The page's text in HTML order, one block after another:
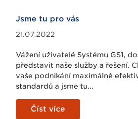
Jsme tu pro vás
21.07.2022
Vážení uživatelé Systému GS1,
představit naše služby a řešení.
vaše podnikání maximálně
standardů a jsme tu...
Číst více